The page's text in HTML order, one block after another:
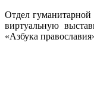
Отдел
виртуальную
«Азбука